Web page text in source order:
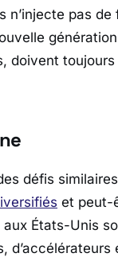
n’injecte pas
doivent
défis
et peut-
États-Unis